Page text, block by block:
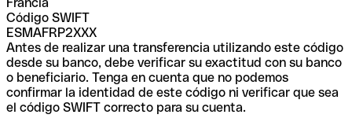
Código SWIFT
ESMAFRP2XXX
Antes de realizar una transferencia utilizando este código
desde su banco, debe verificar su exactitud con su banco
o beneficiario. Tenga en cuenta que no podemos
confirmar la identidad de este código ni verificar que sea
el código SWIFT correcto para su cuenta.